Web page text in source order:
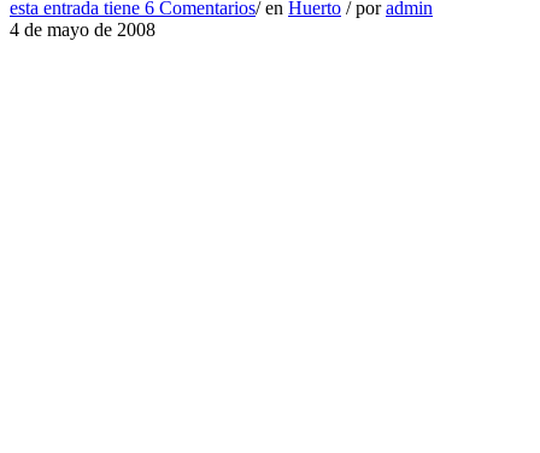
esta entrada tiene 6 Comentarios/ en Huerto / poradmin
4 de mayo de 2008